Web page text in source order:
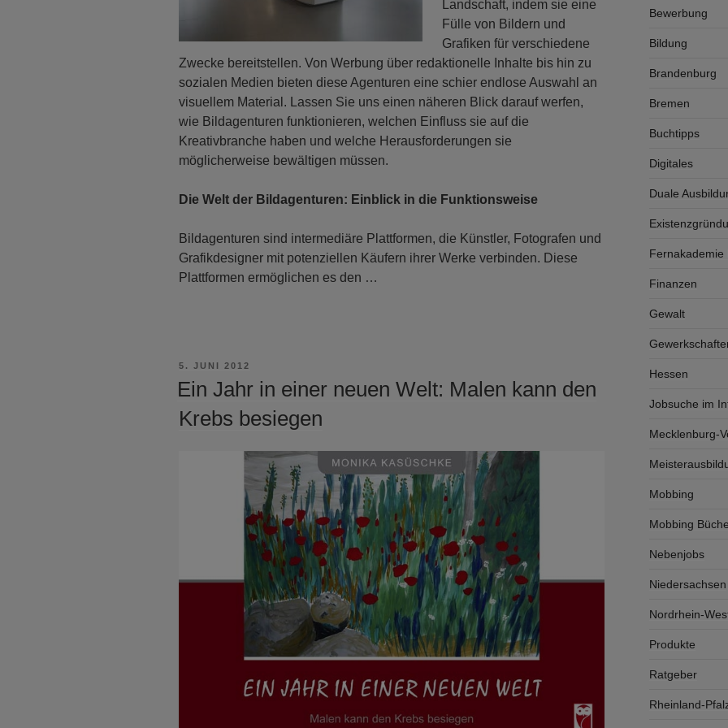
Landschaft, indem sie eine
Fülle von Bildern und
Grafiken für verschiedene
Zwecke bereitstellen. Von Werbung über redaktionelle Inhalte bis hin zu
sozialen Medien bieten diese Agenturen eine schier endlose Auswahl an
visuellem Material. Lassen Sie uns einen näheren Blick darauf werfen,
wie Bildagenturen funktionieren, welchen Einfluss sie auf die
Kreativbranche haben und welche Herausforderungen sie
möglicherweise bewältigen müssen.
Die Welt der Bildagenturen: Einblick in die Funktionsweise
Bildagenturen sind intermediäre Plattformen, die Künstler, Fotografen und
Grafikdesigner mit potenziellen Käufern ihrer Werke verbinden. Diese
Plattformen ermöglichen es den …
VERÖFFENTLICHT
5. JUNI 2012
Ein Jahr in einer neuen Welt: Malen kann den
Krebs besiegen
Bewerbung
Bildung
Brandenburg
Bremen
Buchtipps
Digitales
Duale
Fernakademie
Finanzen
Gewalt
Hessen
Jobsuche im
Mecklenburg-
Mobbing
Mobbing
Nebenjobs
Niedersachsen
Nordrhein-
Produkte
Ratgeber
Rheinland-